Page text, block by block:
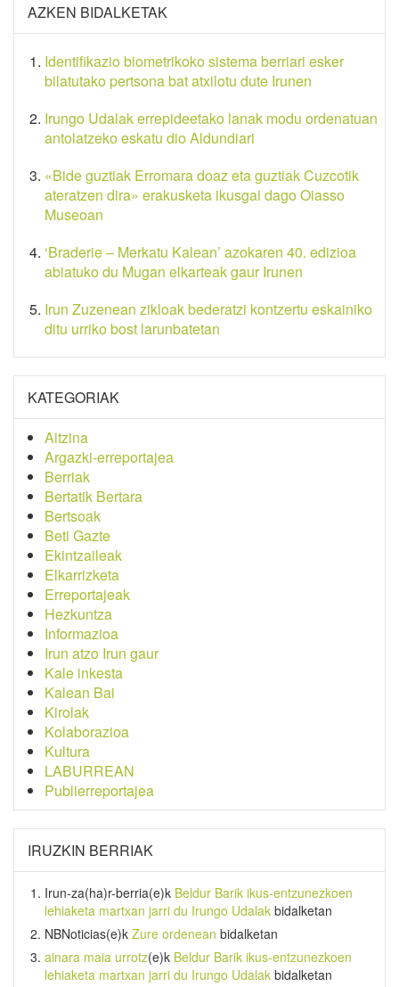
AZKEN BIDALKETAK
Identifikazio biometrikoko sistema berriari esker
bilatutako pertsona bat atxilotu dute Irunen
Irungo Udalak errepideetako lanak modu ordenatuan
antolatzeko eskatu dio Aldundiari
«Bide guztiak Erromara doaz eta guztiak Cuzcotik
ateratzen dira» erakusketa ikusgai dago Oiasso
Museoan
‘Braderie – Merkatu Kalean’ azokaren 40. edizioa
abiatuko du Mugan elkarteak gaur Irunen
Irun Zuzenean zikloak bederatzi kontzertu eskainiko
ditu urriko bost larunbatetan
KATEGORIAK
Aitzina
Argazki-erreportajea
Berriak
Bertatik Bertara
Bertsoak
Beti Gazte
Ekintzaileak
Elkarrizketa
Erreportajeak
Hezkuntza
Informazioa
Irun atzo Irun gaur
Kale inkesta
Kalean Bai
Kirolak
Kolaborazioa
Kultura
LABURREAN
Publierreportajea
IRUZKIN BERRIAK
Irun-za(ha)r-berria(e)k Beldur Barik ikus-entzunezkoen
lehiaketa martxan jarri du Irungo Udalak bidalketan
NBNoticias(e)k Zure ordenean bidalketan
ainara maia urrotz(e)k Beldur Barik ikus-entzunezkoen
lehiaketa martxan jarri du Irungo Udalak bidalketan